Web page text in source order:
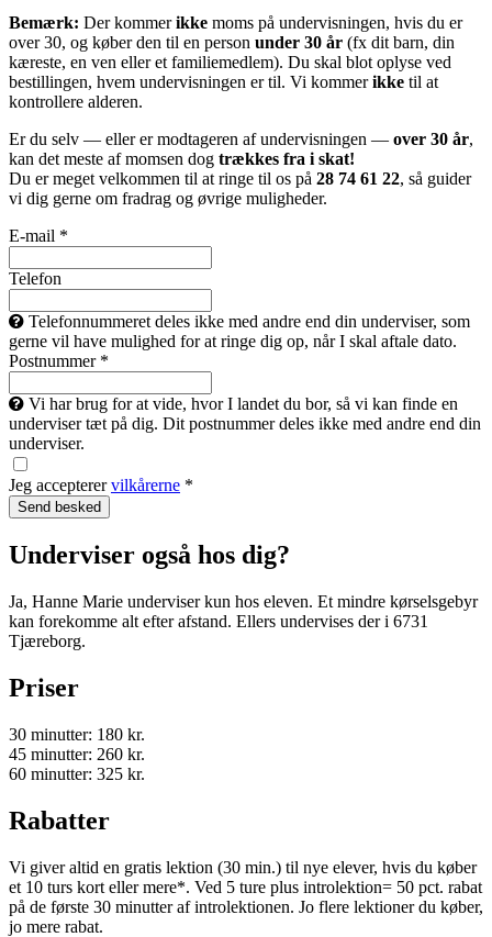
Bemærk: Der kommerikke moms på undervisningen, hvis du er
over 30, og køber den til en person under 30 år (fx dit barn, din
kæreste, en ven eller et familiemedlem). Du skal blot oplyse ved
bestillingen, hvem undervisningen er til. Vi kommerikke til at
kontrollere alderen.
Er du selv — eller er modtageren af undervisningen — over 30 år,
kan det meste af momsen dog trækkes fra i skat!
Du er meget velkommen til at ringe til os på 28 74 61 22, så guider
vi dig gerne om fradrag og øvrige muligheder.
E-mail *
Telefon
Telefonnummeret deles ikke med andre end din underviser, som
gerne vil have mulighed for at ringe dig op, når I skal aftale dato.
Postnummer *
Vi har brug for at vide, hvor I landet du bor, så vi kan finde en
underviser tæt på dig. Dit postnummer deles ikke med andre end din
underviser.
Jeg accepterervilkårerne *
Underviser også hos dig?
Ja, Hanne Marie underviser kun hos eleven. Et mindre kørselsgebyr
kan forekomme alt efter afstand. Ellers undervises der i 6731
Tjæreborg.
Priser
30 minutter: 180 kr.
45 minutter: 260 kr.
60 minutter: 325 kr.
Rabatter
Vi giver altid en gratis lektion (30 min.) til nye elever, hvis du køber
et 10 turs kort eller mere*. Ved 5 ture plus introlektion= 50 pct. rabat
på de første 30 minutter af introlektionen. Jo flere lektioner du køber,
jo mere rabat.